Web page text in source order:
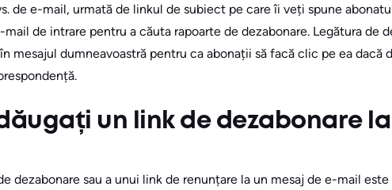
de e-mail, urmată de linkul de subiect pe care îi veți spune
de intrare pentru a căuta rapoarte de dezabonare. Legătura de
mesajul dumneavoastră pentru ca abonații să facă clic pe ea dacă
un link de dezabonare la
dezabonare sau a unui link de renunțare la un mesaj de e-mail